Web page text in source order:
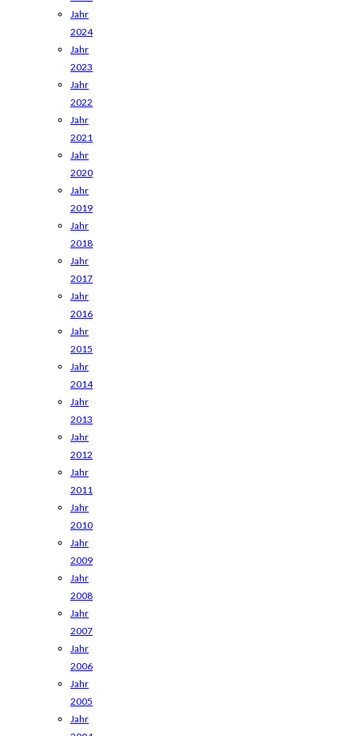
Jahr
2024
Jahr
2023
Jahr
2022
Jahr
2021
Jahr
2020
Jahr
2019
Jahr
2018
Jahr
2017
Jahr
2016
Jahr
2015
Jahr
2014
Jahr
2013
Jahr
2012
Jahr
2011
Jahr
2010
Jahr
2009
Jahr
2008
Jahr
2007
Jahr
2006
Jahr
2005
Jahr